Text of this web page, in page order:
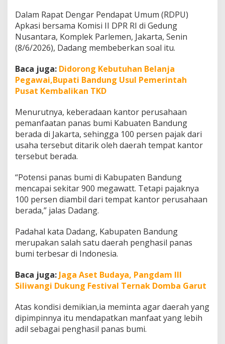
b
u
p
a
t
n
B
a
u
n
g
T
e
r
o
M
a
n
a
a
t
a
k
s
i
Dalam Rapat Dengar Pendapat Umum (RDPU)
Apkasi bersama Komisi II DPR RI di Gedung
Nusantara, Komplek Parlemen, Jakarta, Senin
(8/6/2026), Dadang membeberkan soal itu.
Baca juga: Didorong Kebutuhan Belanja
Pegawai,Bupati Bandung Usul Pemerintah
Pusat Kembalikan TKD
Menurutnya, keberadaan kantor perusahaan
pemanfaatan panas bumi Kabuaten Bandung
berada di Jakarta, sehingga 100 persen pajak dari
usaha tersebut ditarik oleh daerah tempat kantor
tersebut berada.
“Potensi panas bumi di Kabupaten Bandung
mencapai sekitar 900 megawatt. Tetapi pajaknya
100 persen diambil dari tempat kantor perusahaan
berada,” jalas Dadang.
Padahal kata Dadang, Kabupaten Bandung
merupakan salah satu daerah penghasil panas
bumi terbesar di Indonesia.
Baca juga:Jaga Aset Budaya, Pangdam III
Siliwangi Dukung Festival Ternak Domba Garut
Atas kondisi demikian,ia meminta agar daerah yang
dipimpinnya itu mendapatkan manfaat yang lebih
adil sebagai penghasil panas bumi.